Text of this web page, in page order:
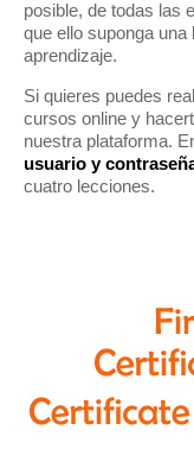
posible, de todas las
que ello suponga
aprendizaje.
Si quieres puedes
cursos online y
nuestra plataforma.
usuario y
cuatro lecciones.